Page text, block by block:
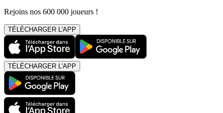
Rejoins nos 600 000 joueurs !
TÉLÉCHARGER L'APP
TÉLÉCHARGER L'APP